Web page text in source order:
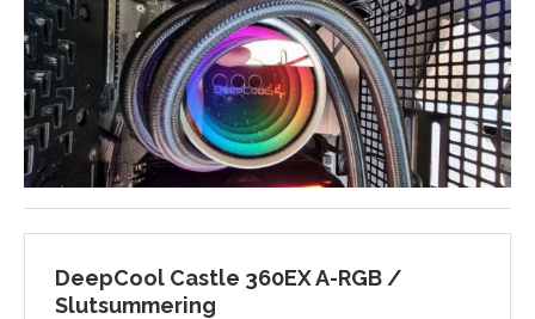
DeepCool Castle 360EX A-RGB /
Slutsummering